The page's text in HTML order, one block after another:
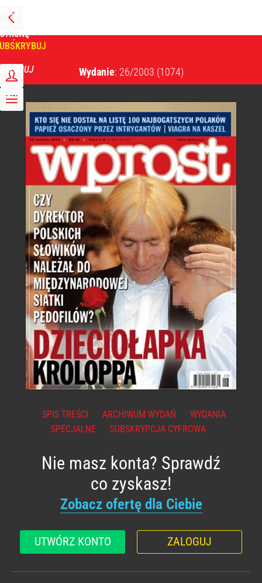
PRZEJDŹ
NA
STRONĘ
GŁÓWNĄ
ZALOGUJ
MENU
Wydanie: 26/2003 (1074)
SPIS TREŚCI ARCHIWUM WYDAŃ
WYDANIA
SPECJALNE
SUBSKRYPCJA CYFROWA
Nie masz konta? Sprawdź
co zyskasz!
Zobacz ofertę dla Ciebie
UTWÓRZ KONTO ZALOGUJ